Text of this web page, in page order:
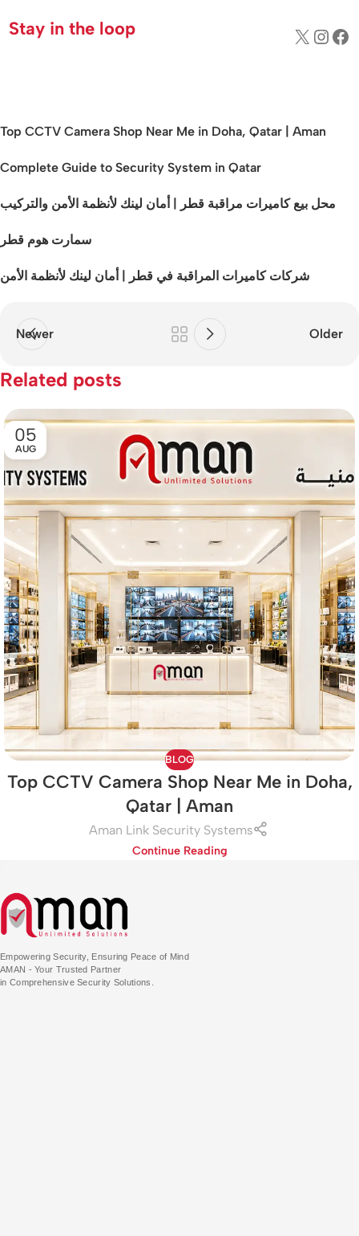
Stay in the loop
Top CCTV Camera Shop Near Me in Doha, Qatar | Aman
Complete Guide to Security System in Qatar
محل بيع كاميرات مراقبة قطر | أمان لينك لأنظمة الأمن والتركيب
سمارت هوم قطر
شركات كاميرات المراقبة في قطر | أمان لينك لأنظمة الأمن
Newer Older
Related posts
05
AUG
BLOG
Top CCTV Camera Shop Near Me in Doha,
Qatar | Aman
Aman Link Security Systems
Continue Reading
Empowering Security, Ensuring Peace of Mind
AMAN - Your Trusted Partner
in Comprehensive Security Solutions.